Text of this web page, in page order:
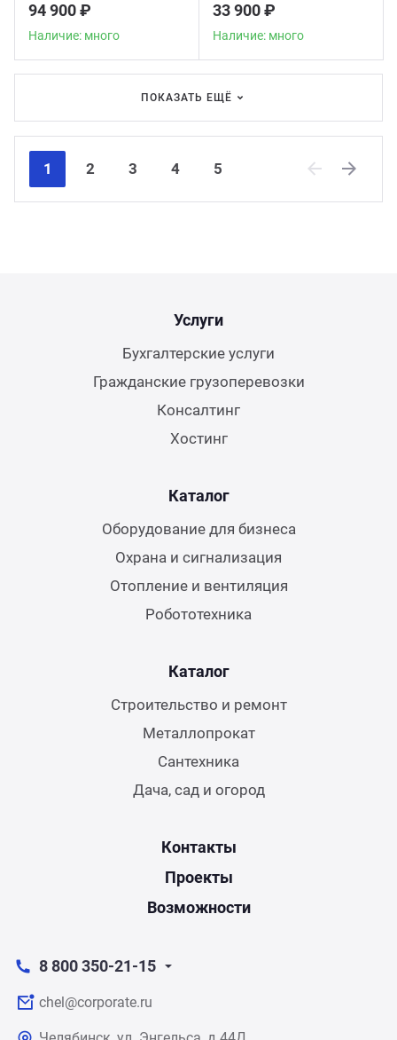
94 900 ₽
Наличие: много
33 900 ₽
Наличие: много
ПОКАЗАТЬ ЕЩЁ
1 2 3 4
5
Услуги
Бухгалтерские услуги
Гражданские грузоперевозки
Консалтинг
Хостинг
Каталог
Оборудование для бизнеса
Охрана и сигнализация
Отопление и вентиляция
Робототехника
Каталог
Строительство и ремонт
Металлопрокат
Сантехника
Дача, сад и огород
Контакты
Проекты
Возможности
8 800 350-21-15
chel@corporate.ru